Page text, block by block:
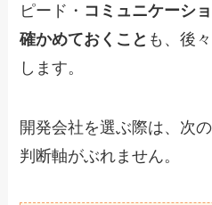
ピード・ コミュニケーシ
確かめておくこと も、後
します。
開発会社を選ぶ際は、次
判断軸がぶれません。